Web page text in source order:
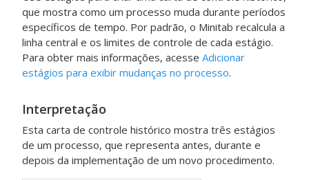
que mostra como um processo muda durante períodos
específicos de tempo. Por padrão, o Minitab recalcula a
linha central e os limites de controle de cada estágio.
Para obter mais informações, acesse Adicionar
estágios para exibir mudanças no processo.
Interpretação
Esta carta de controle histórico mostra três estágios
de um processo, que representa antes, durante e
depois da implementação de um novo procedimento.